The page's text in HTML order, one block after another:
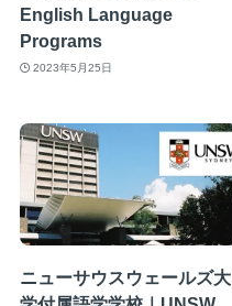
English Language
Programs
2023年5月25日
ニューサウスウェールズ大